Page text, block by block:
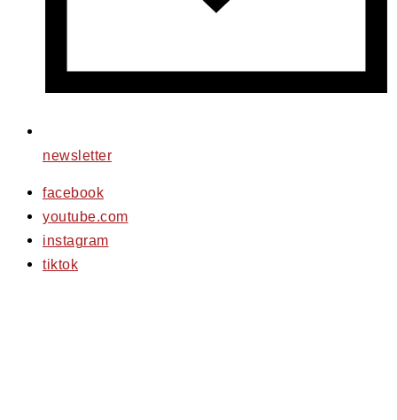
newsletter
facebook
youtube.com
instagram
tiktok